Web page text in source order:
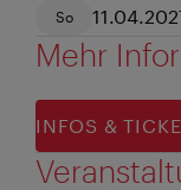
So
Mehr
INFOS &